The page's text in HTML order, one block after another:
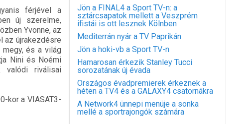
férjével a
új szerelme,
Yvonne, az
az újrakezdésre
és a világ
Nini és Noémi
valódi riválisai
kor a VIASAT3-
Jön a FINAL4 a Sport TV-n: a
sztárcsapatok mellett a Veszprém
ifistái is ott lesznek Kölnben
Mediterrán nyár a TV Paprikán
Jön a hoki-vb a Sport TV-n
Hamarosan érkezik Stanley Tucci
sorozatának új évada
Országos évadpremierek érkeznek a
héten a TV4 és a GALAXY4 csatornákra
A Network4 ünnepi menüje a sonka
mellé a sportrajongók számára